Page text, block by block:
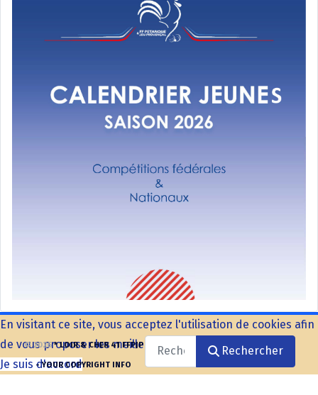
Rechercher
Rechercher
© 2026* LOIR & CHER 41 FFPJP
- YOUR COPYRIGHT INFO
En visitant ce site, vous acceptez l'utilisation de cookies afin
de vous proposer les meilleurs services possibles.
Je suis d'accord